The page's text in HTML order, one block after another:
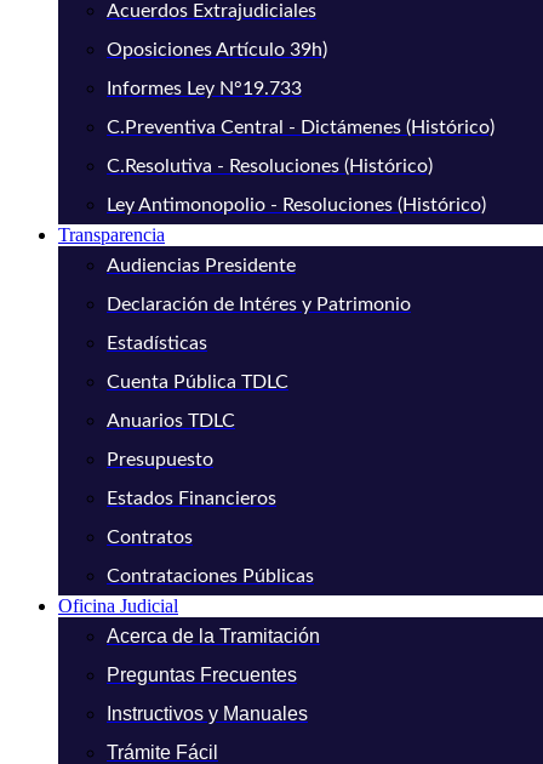
Acuerdos Extrajudiciales
Oposiciones Artículo 39h)
Informes Ley N°19.733
C.Preventiva Central - Dictámenes (Histórico)
C.Resolutiva - Resoluciones (Histórico)
Ley Antimonopolio - Resoluciones (Histórico)
Transparencia
Audiencias Presidente
Declaración de Intéres y Patrimonio
Estadísticas
Cuenta Pública TDLC
Anuarios TDLC
Presupuesto
Estados Financieros
Contratos
Contrataciones Públicas
Oficina Judicial
Acerca de la Tramitación
Preguntas Frecuentes
Instructivos y Manuales
Trámite Fácil